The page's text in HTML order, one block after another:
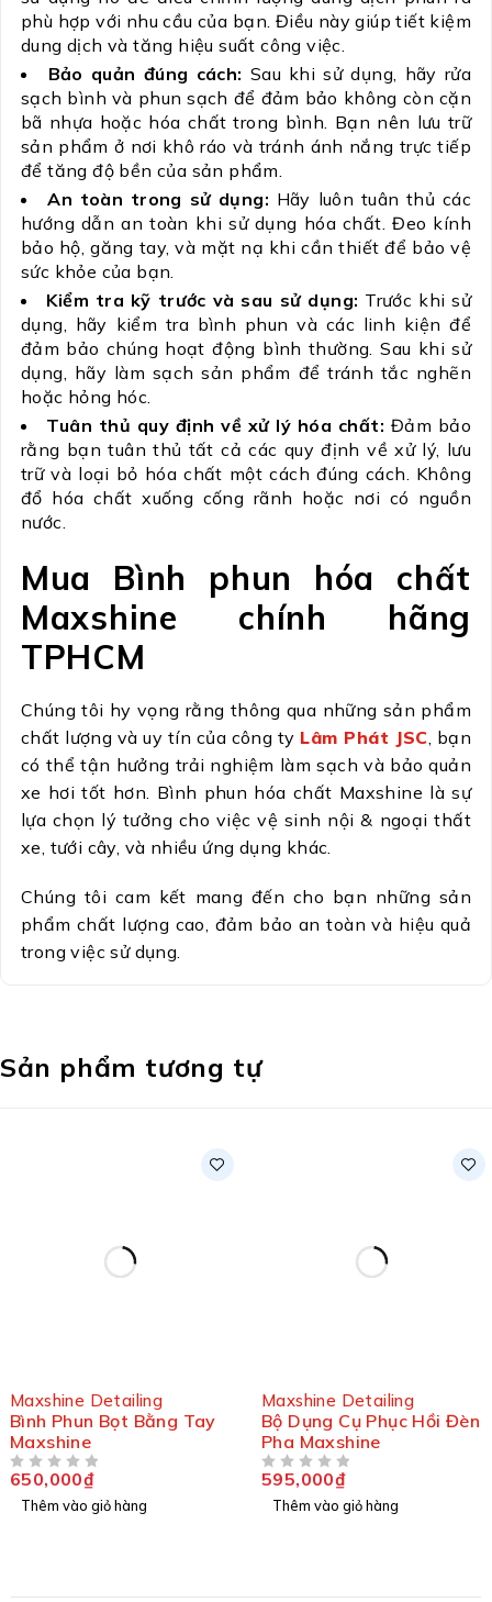
phù hợp với nhu cầu của bạn. Điều này giúp tiết kiệm
dung dịch và tăng hiệu suất công việc.
Bảo quản đúng cách: Sau khi sử dụng, hãy rửa
sạch bình và phun sạch để đảm bảo không còn cặn
bã nhựa hoặc hóa chất trong bình. Bạn nên lưu trữ
sản phẩm ở nơi khô ráo và tránh ánh nắng trực tiếp
để tăng độ bền của sản phẩm.
An toàn trong sử dụng: Hãy luôn tuân thủ các
hướng dẫn an toàn khi sử dụng hóa chất. Đeo kính
bảo hộ, găng tay, và mặt nạ khi cần thiết để bảo vệ
sức khỏe của bạn.
Kiểm tra kỹ trước và sau sử dụng: Trước khi sử
dụng, hãy kiểm tra bình phun và các linh kiện để
đảm bảo chúng hoạt động bình thường. Sau khi sử
dụng, hãy làm sạch sản phẩm để tránh tắc nghẽn
hoặc hỏng hóc.
Tuân thủ quy định về xử lý hóa chất: Đảm bảo
rằng bạn tuân thủ tất cả các quy định về xử lý, lưu
trữ và loại bỏ hóa chất một cách đúng cách. Không
đổ hóa chất xuống cống rãnh hoặc nơi có nguồn
nước.
Mua Bình phun hóa chất
Maxshine chính hãng
TPHCM
Chúng tôi hy vọng rằng thông qua những sản phẩm
chất lượng và uy tín của công ty Lâm Phát JSC , bạn
có thể tận hưởng trải nghiệm làm sạch và bảo quản
xe hơi tốt hơn. Bình phun hóa chất Maxshine là sự
lựa chọn lý tưởng cho việc vệ sinh nội & ngoại thất
xe, tưới cây, và nhiều ứng dụng khác.
Chúng tôi cam kết mang đến cho bạn những sản
phẩm chất lượng cao, đảm bảo an toàn và hiệu quả
trong việc sử dụng.
Sản phẩm tương tự
Maxshine Detailing
Bình Phun Bọt Bằng Tay
Maxshine
650,000₫
Thêm vào giỏ hàng
Maxshine Detailing
Bộ Dụng Cụ Phục Hồi Đèn
Pha Maxshine
595,000₫
Thêm vào giỏ hàng